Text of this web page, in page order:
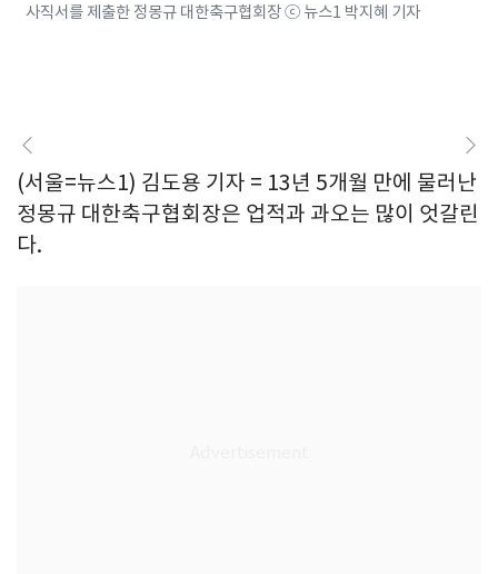
사직서를 제출한 정몽규 대한축구협회장 ⓒ 뉴스1 박지혜 기자
(서울=뉴스1) 김도용 기자 = 13년 5개월 만에 물러난
정몽규 대한축구협회장은 업적과 과오는 많이 엇갈린
다.